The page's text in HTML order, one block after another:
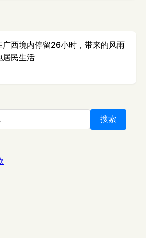
广西境内停留26小时，带来的风雨
居民生活
搜索